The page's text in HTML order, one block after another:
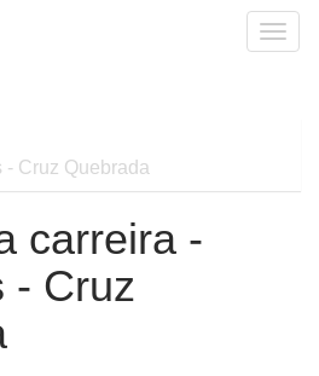
- Cruz Quebrada
carreira -
- Cruz